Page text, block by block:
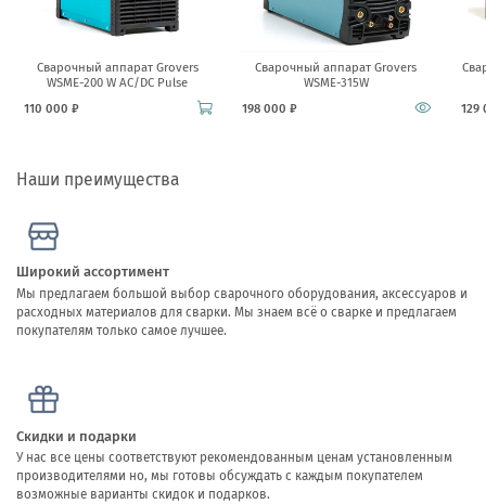
Сварочный аппарат Grovers
WSME-200 W AC/DC Pulse
110 000 ₽
Сварочный аппарат Grovers
WSME-315W
198 000 ₽
129
Наши преимущества
Широкий ассортимент
Мы предлагаем большой выбор сварочного оборудования, аксессуаров и
расходных материалов для сварки. Мы знаем всё о сварке и предлагаем
покупателям только самое лучшее.
Скидки и подарки
У нас все цены соответствуют рекомендованным ценам установленным
производителями но, мы готовы обсуждать с каждым покупателем
возможные варианты скидок и подарков.